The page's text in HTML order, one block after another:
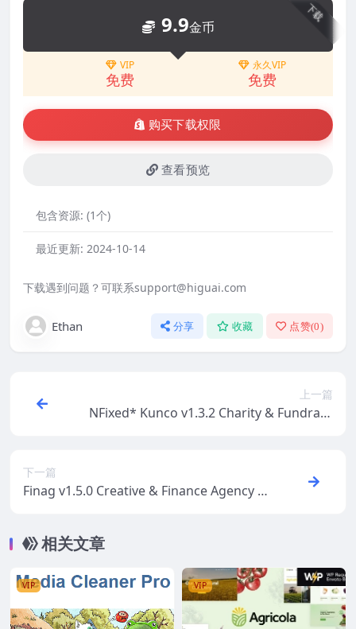
下载
9.9金币
VIP
免费
永久VIP
免费
购买下载权限
查看预览
包含资源: (1个)
最近更新: 2024-10-14
下载遇到问题？可联系support@higuai.com
Ethan 分享 收藏 点赞(0)
上一篇
NFixed* Kunco v1.3.2 Charity & Fundraisi
下一篇
Finag v1.5.0 Creative & Finance Agency W
相关文章
VIP VIP